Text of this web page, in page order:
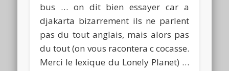
bus … on dit bien essayer car a
djakarta bizarrement ils ne parlent
pas du tout anglais, mais alors pas
du tout (on vous racontera c cocasse.
Merci le lexique du Lonely Planet) …